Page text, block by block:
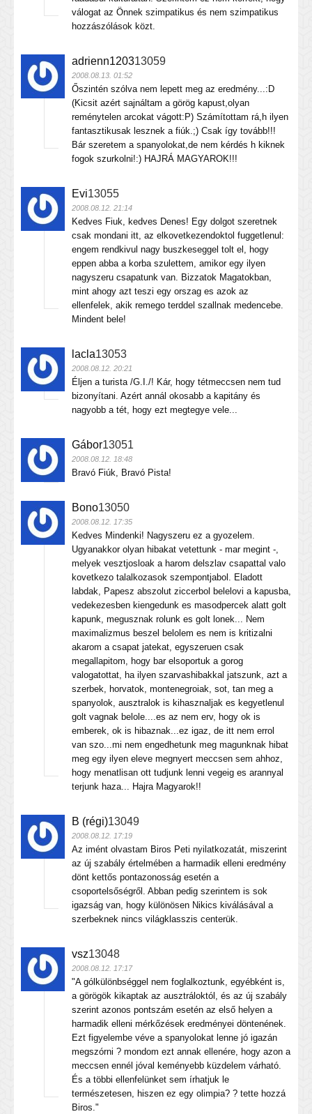
válogat az Önnek szimpatikus és nem szimpatikus
hozzászólások közt.
adrienn120313059
2008.08.13. 01:52
Őszintén szólva nem lepett meg az eredmény...:D
(Kicsit azért sajnáltam a görög kapust,olyan
reménytelen arcokat vágott:P) Számítottam rá,h ilyen
fantasztikusak lesznek a fiúk.;) Csak így tovább!!!
Bár szeretem a spanyolokat,de nem kérdés h kiknek
fogok szurkolni!:) HAJRÁ MAGYAROK!!!
Evi13055
2008.08.12. 21:14
Kedves Fiuk, kedves Denes! Egy dolgot szeretnek
csak mondani itt, az elkovetkezendoktol fuggetlenul:
engem rendkivul nagy buszkeseggel tolt el, hogy
eppen abba a korba szulettem, amikor egy ilyen
nagyszeru csapatunk van. Bizzatok Magatokban,
mint ahogy azt teszi egy orszag es azok az
ellenfelek, akik remego terddel szallnak medencebe.
Mindent bele!
lacla13053
2008.08.12. 20:21
Éljen a turista /G.I./! Kár, hogy tétmeccsen nem tud
bizonyítani. Azért annál okosabb a kapitány és
nagyobb a tét, hogy ezt megtegye vele...
Gábor13051
2008.08.12. 18:48
Bravó Fiúk, Bravó Pista!
Bono13050
2008.08.12. 17:35
Kedves Mindenki! Nagyszeru ez a gyozelem.
Ugyanakkor olyan hibakat vetettunk - mar megint -,
melyek vesztjosloak a harom delszlav csapattal valo
kovetkezo talalkozasok szempontjabol. Eladott
labdak, Papesz abszolut ziccerbol belelovi a kapusba,
vedekezesben kiengedunk es masodpercek alatt golt
kapunk, megusznak rolunk es golt lonek... Nem
maximalizmus beszel belolem es nem is kritizalni
akarom a csapat jatekat, egyszeruen csak
megallapitom, hogy bar elsoportuk a gorog
valogatottat, ha ilyen szarvashibakkal jatszunk, azt a
szerbek, horvatok, montenegroiak, sot, tan meg a
spanyolok, ausztralok is kihasznaljak es kegyetlenul
golt vagnak belole....es az nem erv, hogy ok is
emberek, ok is hibaznak...ez igaz, de itt nem errol
van szo...mi nem engedhetunk meg magunknak hibat
meg egy ilyen eleve megnyert meccsen sem ahhoz,
hogy menatlisan ott tudjunk lenni vegeig es arannyal
terjunk haza... Hajra Magyarok!!
B (régi)13049
2008.08.12. 17:19
Az imént olvastam Biros Peti nyilatkozatát, miszerint
az új szabály értelmében a harmadik elleni eredmény
dönt kettős pontazonosság esetén a
csoportelsőségről. Abban pedig szerintem is sok
igazság van, hogy különösen Nikics kiválásával a
szerbeknek nincs világklasszis centerük.
vsz13048
2008.08.12. 17:17
"A gólkülönbséggel nem foglalkoztunk, egyébként is,
a görögök kikaptak az ausztráloktól, és az új szabály
szerint azonos pontszám esetén az első helyen a
harmadik elleni mérkőzések eredményei döntenének.
Ezt figyelembe véve a spanyolokat lenne jó igazán
megszórni ? mondom ezt annak ellenére, hogy azon a
meccsen ennél jóval keményebb küzdelem várható.
És a többi ellenfelünket sem írhatjuk le
természetesen, hiszen ez egy olimpia? ? tette hozzá
Biros."